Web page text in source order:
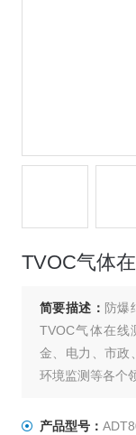
TVOC气体
简要描述： 防爆
TVOC气体在
金、电力、市政
环境监测等各个
产品型号：